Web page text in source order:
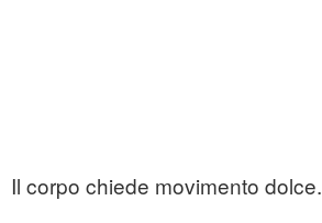
Il corpo chiede movimento dolce.